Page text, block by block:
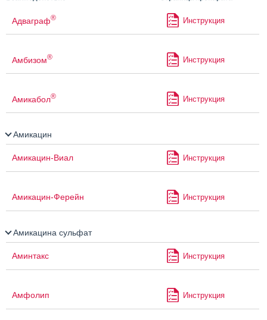
Адваграф® Инструкция
Амбизом® Инструкция
Амикабол® Инструкция
Амикацин
Амикацин-Виал Инструкция
Амикацин-Ферейн Инструкция
Амикацина сульфат
Аминтакс Инструкция
Амфолип Инструкция